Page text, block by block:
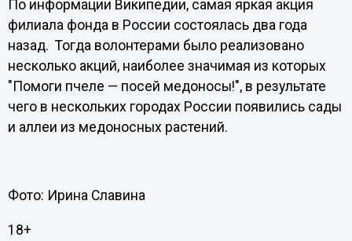
По информации Википедии, самая яркая акция
филиала фонда в России состоялась два года
назад. Тогда волонтерами было реализовано
несколько акций, наиболее значимая из которых
"Помоги пчеле — посей медоносы!", в результате
чего в нескольких городах России появились сады
и аллеи из медоносных растений.
Фото: Ирина Славина
18+